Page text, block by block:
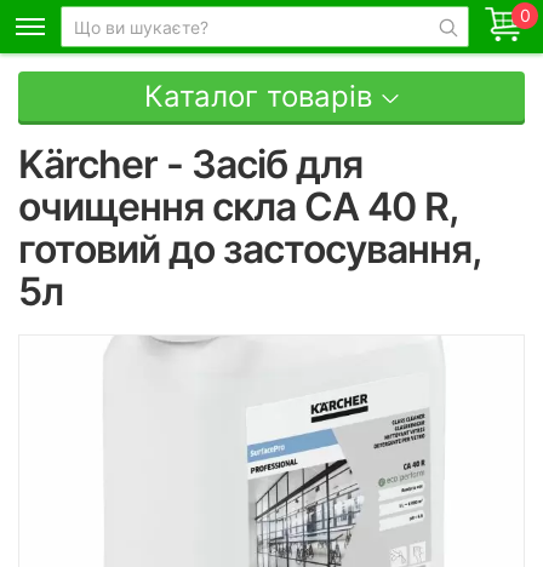
0
Каталог товарів
Kärcher - Засіб для
очищення скла CA 40 R,
готовий до застосування,
5л